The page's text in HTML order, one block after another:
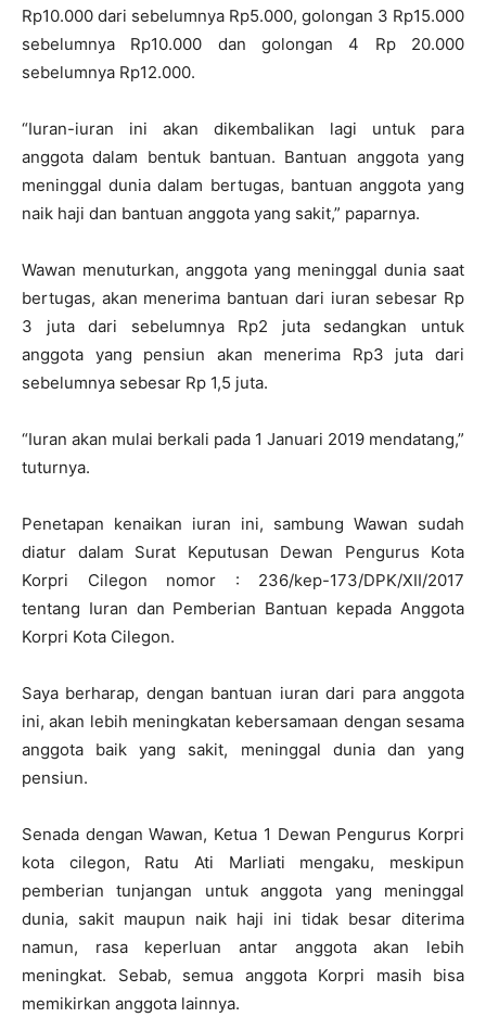
Rp10.000 dari sebelumnya Rp5.000, golongan 3 Rp15.000
sebelumnya Rp10.000 dan golongan 4 Rp 20.000
sebelumnya Rp12.000.
“Iuran-iuran ini akan dikembalikan lagi untuk para
anggota dalam bentuk bantuan. Bantuan anggota yang
meninggal dunia dalam bertugas, bantuan anggota yang
naik haji dan bantuan anggota yang sakit,” paparnya.
Wawan menuturkan, anggota yang meninggal dunia saat
bertugas, akan menerima bantuan dari iuran sebesar Rp
3 juta dari sebelumnya Rp2 juta sedangkan untuk
anggota yang pensiun akan menerima Rp3 juta dari
sebelumnya sebesar Rp 1,5 juta.
“Iuran akan mulai berkali pada 1 Januari 2019 mendatang,”
tuturnya.
Penetapan kenaikan iuran ini, sambung Wawan sudah
diatur dalam Surat Keputusan Dewan Pengurus Kota
Korpri Cilegon nomor : 236/kep-173/DPK/XII/2017
tentang Iuran dan Pemberian Bantuan kepada Anggota
Korpri Kota Cilegon.
Saya berharap, dengan bantuan iuran dari para anggota
ini, akan lebih meningkatan kebersamaan dengan sesama
anggota baik yang sakit, meninggal dunia dan yang
pensiun.
Senada dengan Wawan, Ketua 1 Dewan Pengurus Korpri
kota cilegon, Ratu Ati Marliati mengaku, meskipun
pemberian tunjangan untuk anggota yang meninggal
dunia, sakit maupun naik haji ini tidak besar diterima
namun, rasa keperluan antar anggota akan lebih
meningkat. Sebab, semua anggota Korpri masih bisa
memikirkan anggota lainnya.